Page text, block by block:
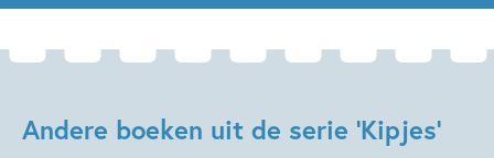
Andere boeken uit de serie 'Kipjes'